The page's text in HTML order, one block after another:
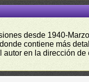
desde 1940-
contiene más
en la dirección